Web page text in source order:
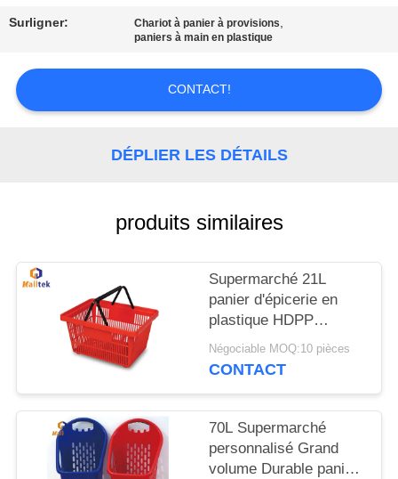
CONTACTEZ-
NOUVELLES
CITATION
PLAN
PRIVACY
POLICY
Surligner: Chariot à panier à provisions,
paniers à main en plastique
CONTACT!
DÉPLIER LES DÉTAILS
produits similaires
Supermarché 21L
panier d'épicerie en
plastique HDPP
conique
Négociable MOQ:10 pièces
CONTACT
70L Supermarché
personnalisé Grand
volume Durable panier